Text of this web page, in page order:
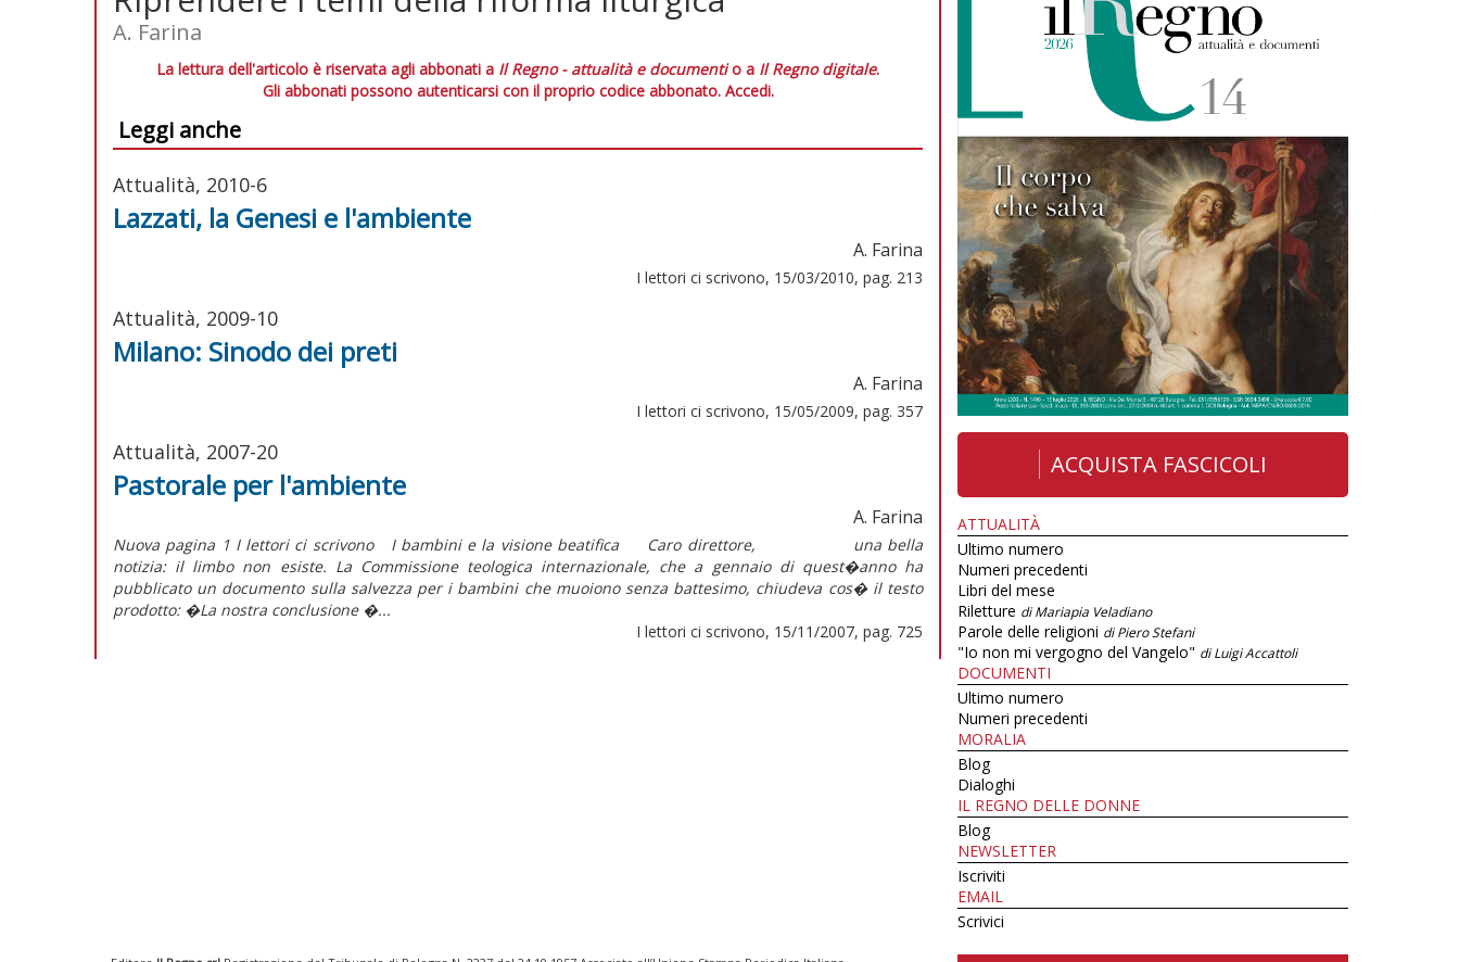
A. Farina
La lettura dell'articolo è riservata agli abbonati a Il Regno - attualità e documentio a Il Regno digitale.
Gli abbonati possono autenticarsi con il proprio codice abbonato. Accedi.
Leggi anche
Attualità, 2010-6
Lazzati, la Genesi e l'ambiente
A. Farina
I lettori ci scrivono, 15/03/2010, pag. 213
Attualità, 2009-10
Milano: Sinodo dei preti
A. Farina
I lettori ci scrivono, 15/05/2009, pag. 357
Attualità, 2007-20
Pastorale per l'ambiente
A. Farina
Nuova pagina 1 I lettori ci scrivono I bambini e la visione beatifica Caro direttore, una bella
notizia: il limbo non esiste. La Commissione teologica internazionale, che a gennaio di quest�anno ha
pubblicato un documento sulla salvezza per i bambini che muoiono senza battesimo, chiudeva cos� il testo
prodotto: �La nostra conclusione �...
I lettori ci scrivono, 15/11/2007, pag. 725
ACQUISTA FASCICOLI
ATTUALITÀ
Ultimo numero
Numeri precedenti
Libri del mese
Riletture di Mariapia Veladiano
Parole delle religioni di Piero Stefani
"Io non mi vergogno del Vangelo" di Luigi Accattoli
DOCUMENTI
Ultimo numero
Numeri precedenti
MORALIA
Blog
Dialoghi
IL REGNO DELLE DONNE
Blog
NEWSLETTER
Iscriviti
EMAIL
Scrivici